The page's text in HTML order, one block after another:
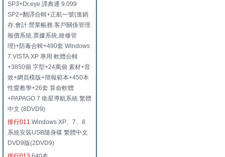
SP3+Dr.eye 譯典通 9.099
SP2+翻譯合輯+正航一號(進銷
存.會計.營業帳務.客戶關係管理.
報價系統.票據系統.維修管
理)+防毒合輯+490套 Windows
7.VISTA.XP 專用 軟體合輯
+3850個 字型+24萬個 素材+音
效+網頁模版+簡報範本+450本
性愛教學+26套 算命軟體
+PAPAGO 7 衛星導航系統 繁體
中文 (8DVD9)
排行011 Windows XP、7、8
系統安裝USB隨身碟 繁體中文
DVD9版(2DVD9)